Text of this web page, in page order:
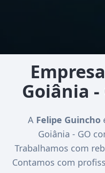
Goiânia
A Felipe Guincho
Goiânia - GO
Trabalhamos com
Contamos com